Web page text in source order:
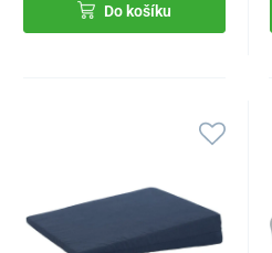
Do košíku